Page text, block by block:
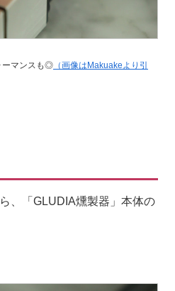
ーマンスも◎ （画像はMakuakeより引
、「GLUDIA燻製器」本体の